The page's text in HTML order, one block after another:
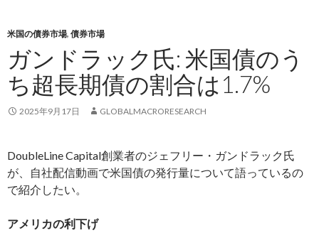
米国の債券市場, 債券市場
ガンドラック氏: 米国債のう
ち超長期債の割合は1.7%
2025年9月17日 GLOBALMACRORESEARCH
DoubleLine Capital創業者のジェフリー・ガンドラック氏
が、自社配信動画で米国債の発行量について語っているの
で紹介したい。
アメリカの利下げ